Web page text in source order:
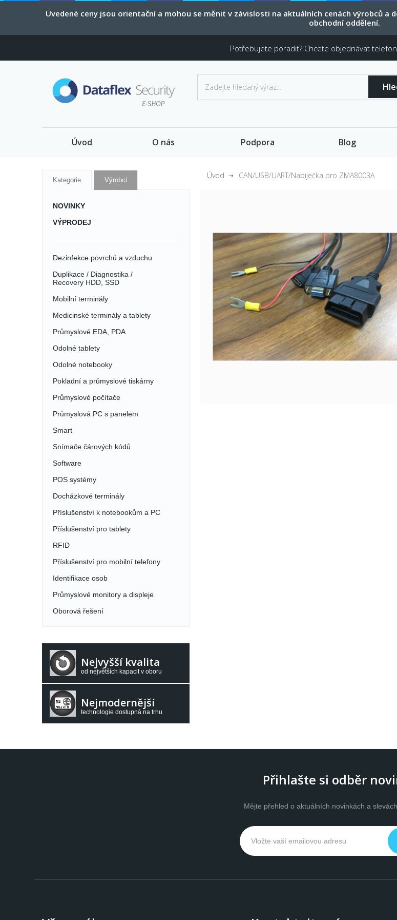
Uvedené ceny jsou orientační a mohou se měnit v závislosti na aktuálních cenách výrobců
obchodní oddělení.
Potřebujete poradit? Chcete objednávat
Úvod O nás Podpora Blog
Kategorie Výrobci
NOVINKY
VÝPRODEJ
Dezinfekce povrchů a vzduchu
Duplikace / Diagnostika /
Recovery HDD, SSD
Mobilní terminály
Medicinské terminály a tablety
Průmyslové EDA, PDA
Odolné tablety
Odolné notebooky
Pokladní a průmyslové tiskárny
Průmyslové počítače
Průmyslová PC s panelem
Smart
Snímače čárových kódů
Software
POS systémy
Docházkové terminály
Příslušenství k notebookům a PC
Příslušenství pro tablety
RFID
Příslušenství pro mobilní telefony
Identifikace osob
Průmyslové monitory a displeje
Oborová řešení
Nejvyšší kvalita
od největších kapacit v oboru
Nejmodernější
technologie dostupná na trhu
Úvod CAN/USB/UART/Nabíječka pro ZMA8003A
Přihlašte si odběr
Mějte přehled o aktuálních novinkách a